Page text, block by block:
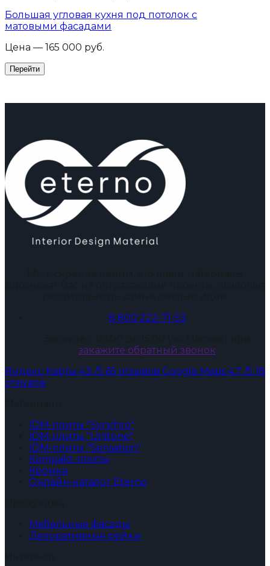
Большая угловая кухня под потолок с
матовыми фасадами
Цена — 165 000 руб.
8 800 222-71-53
закажите обратный звонок
Яндекс Карты 4.5 /5 65 отзывов Google Maps 4.7 /5 18
отзывов
IDM-плиты "Synchro"
IDM-плиты "Unitone"
IDM-плиты "Sensation"
Kompakt-плиты
Кромка
Онлайн-каталог Eterno
Мебельные фасады
Декоративные рейки